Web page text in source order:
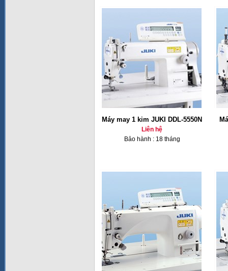
Máy may 1 kim JUKI DDL-5550N
Liên hệ
Bảo hành : 18 tháng